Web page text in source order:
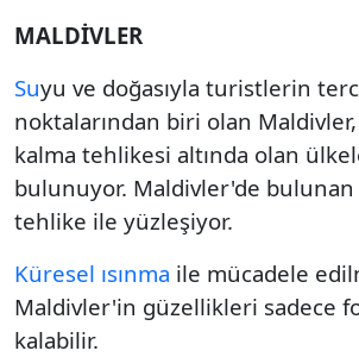
MALDİVLER
Suyu ve doğasıyla turistlerin
noktalarından biri olan Maldivler,
kalma tehlikesi altında olan
bulunuyor. Maldivler'de bulunan
tehlike ile yüzleşiyor.
Küresel ısınma ile mücadele
Maldivler'in güzellikleri sadece
kalabilir.